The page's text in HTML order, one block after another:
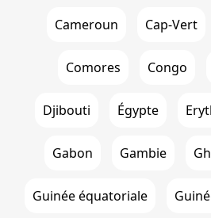
Cameroun Cap-Vert
Comores Congo
Djibouti Égypte
Gabon Gambie
Guinée équatoriale